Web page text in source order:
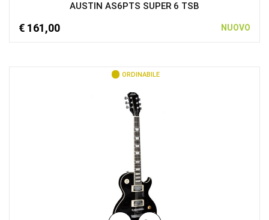
AUSTIN AS6PTS SUPER 6 TSB
€ 161,00 NUOVO
ORDINABILE